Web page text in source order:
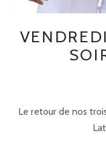
Le retour de nos